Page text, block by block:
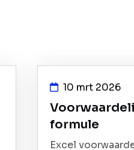
10 mrt 2026
formule
Excel